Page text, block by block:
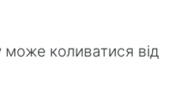
може коливатися від